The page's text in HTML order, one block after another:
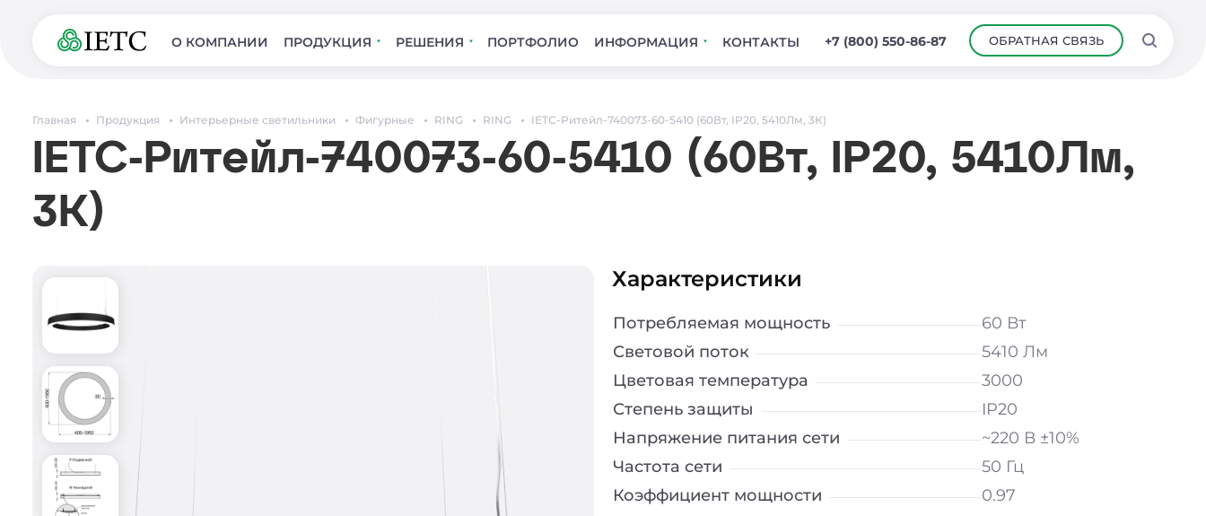
О КОМПАНИИ ПРОДУКЦИЯ РЕШЕНИЯ ПОРТФОЛИО ИНФОРМАЦИЯ КОНТАКТЫ +7 (800) 550-86-87 ОБРАТНАЯ СВЯЗЬ
Главная Продукция Интерьерные светильники Фигурные RING RING IETC-Ритейл-740073-60-5410 (60Вт, IP20, 5410Лм, 3К)
IETC-Ритейл-740073-60-5410 (60Вт, IP20, 5410Лм,
3К)
Характеристики
Потребляемая мощность
60 Вт
Световой поток
5410 Лм
Цветовая температура
3000
Степень защиты
IP20
Напряжение питания сети
~220 В ±10%
Частота сети
50 Гц
Коэффициент мощности
0.97